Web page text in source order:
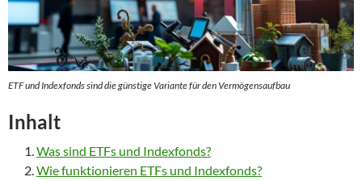
ETF und Indexfonds sind die günstige Variante für den Vermögensaufbau
Inhalt
Was sind ETFs und Indexfonds?
Wie funktionieren ETFs und Indexfonds?